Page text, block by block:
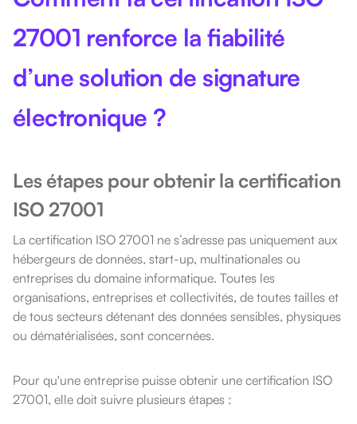
27001 renforce la fiabilité
d’une solution de signature
électronique ?
Les étapes pour obtenir la certification
ISO 27001
La certification ISO 27001 ne s’adresse pas uniquement aux
hébergeurs de données, start-up, multinationales ou
entreprises du domaine informatique. Toutes les
organisations, entreprises et collectivités, de toutes tailles et
de tous secteurs détenant des données sensibles, physiques
ou dématérialisées, sont concernées.
Pour qu'une entreprise puisse obtenir une certification ISO
27001, elle doit suivre plusieurs étapes :